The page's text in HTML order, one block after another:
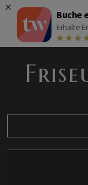
Buche
Erhalte